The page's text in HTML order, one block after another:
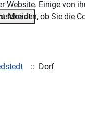
Monat
:: Dorf
Website. Einige von
ob Sie die